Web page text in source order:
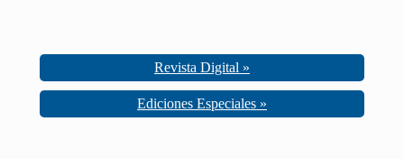
Revista Digital »
Ediciones Especiales »